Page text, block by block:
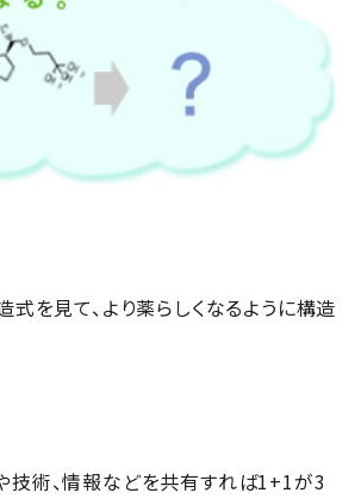
を見て、より薬らしくなるように構造
技術、情報などを共有すれば1+1が3